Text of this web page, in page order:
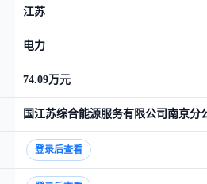
江苏
电力
74.09万元
国江苏综合能源服务有限公司南京分
登录后查看